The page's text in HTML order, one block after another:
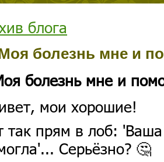
блога
болезнь мне и
болезнь мне и
мои хорошие!
так прям в лоб:
Серьёзно? 🤔